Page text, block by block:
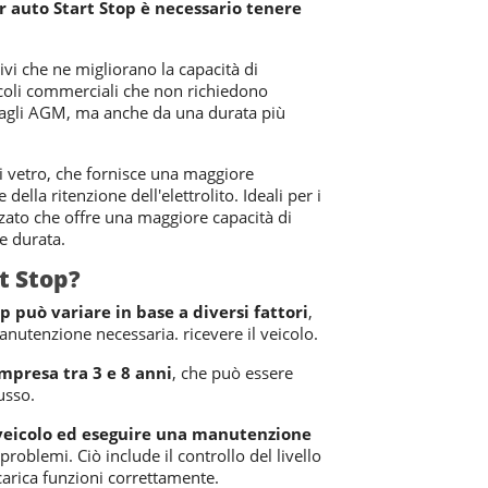
Start Stop è necessario tenere
che ne migliorano la capacità di
commerciali che non richiedono
AGM, ma anche da una durata più
che fornisce una maggiore
della ritenzione dell'elettrolito. Ideali per i
che offre una maggiore capacità di
durata.
Stop?
può variare in base a diversi fattori,
necessaria. ricevere il veicolo.
tra 3 e 8 anni, che può essere
ed eseguire una manutenzione
Ciò include il controllo del livello
funzioni correttamente.